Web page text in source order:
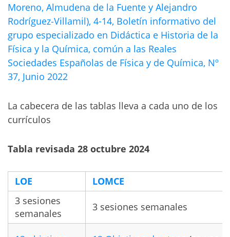
Moreno, Almudena de la Fuente y Alejandro
Rodríguez‐Villamil), 4-14, Boletín informativo del
grupo especializado en Didáctica e Historia de la
Física y la Química, común a las Reales
Sociedades Españolas de Física y de Química, Nº
37, Junio 2022
La cabecera de las tablas lleva a cada uno de los
currículos
Tabla revisada 28 octubre 2024
LOE
LOMCE
3 sesiones
semanales
3 sesiones semanales